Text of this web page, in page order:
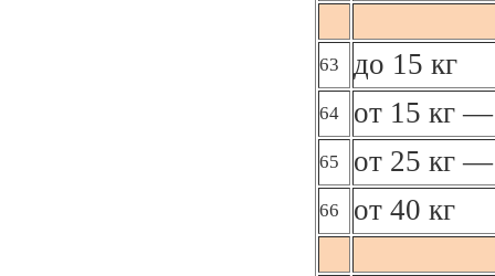
63 до 15 кг
64 от 15 кг
65 от 25 кг
66 от 40 кг